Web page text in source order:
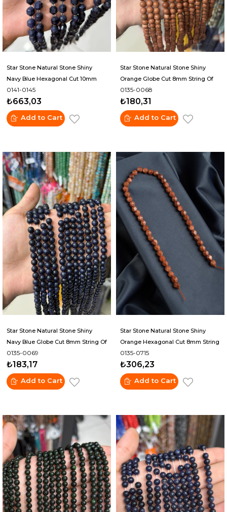
Star Stone Natural Stone Shiny
Navy Blue Hexagonal Cut 10mm
String Of Beads
0141-0145
₺663,03
Add to Cart
Star Stone Natural Stone Shiny
Orange Globe Cut 8mm String Of
Beads
0135-0068
₺180,31
Add to Cart
Star Stone Natural Stone Shiny
Navy Blue Globe Cut 8mm String Of
Beads
0135-0069
₺183,17
Add to Cart
Star Stone Natural Stone Shiny
Orange Hexagonal Cut 8mm String
Of Beads
0135-0715
₺306,23
Add to Cart